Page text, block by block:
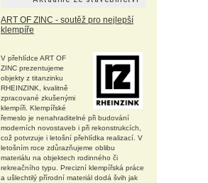
ART OF ZINC - soutěž pro nejlepší
klempíře
V přehlídce ART OF
ZINC prezentujeme
objekty z titanzinku
RHEINZINK, kvalitně
zpracované zkušenými
klempíři. Klempířské
řemeslo je nenahraditelné při budování
moderních novostaveb i při rekonstrukcích,
což potvrzuje i letošní přehlídka realizací. V
letošním roce zdůrazňujeme oblibu
materiálu na objektech rodinného či
rekreačního typu. Precizní klempířská práce
a ušlechtilý přírodní materiál dodá švih jak